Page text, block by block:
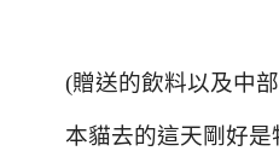
(贈送的飲料以及中
本貓去的這天剛好